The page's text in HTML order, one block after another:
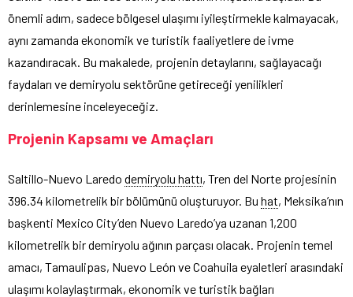
önemli adım, sadece bölgesel ulaşımı iyileştirmekle kalmayacak,
aynı zamanda ekonomik ve turistik faaliyetlere de ivme
kazandıracak. Bu makalede, projenin detaylarını, sağlayacağı
faydaları ve demiryolu sektörüne getireceği yenilikleri
derinlemesine inceleyeceğiz.
Projenin Kapsamı ve Amaçları
Saltillo-Nuevo Laredo demiryolu hattı, Tren del Norte projesinin
396.34 kilometrelik bir bölümünü oluşturuyor. Bu hat, Meksika’nın
başkenti Mexico City’den Nuevo Laredo’ya uzanan 1,200
kilometrelik bir demiryolu ağının parçası olacak. Projenin temel
amacı, Tamaulipas, Nuevo León ve Coahuila eyaletleri arasındaki
ulaşımı kolaylaştırmak, ekonomik ve turistik bağları